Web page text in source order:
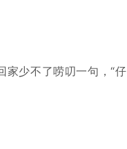
家少不了唠叨一句，“仔